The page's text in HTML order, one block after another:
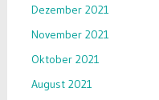
Dezember 2021
November 2021
Oktober 2021
August 2021